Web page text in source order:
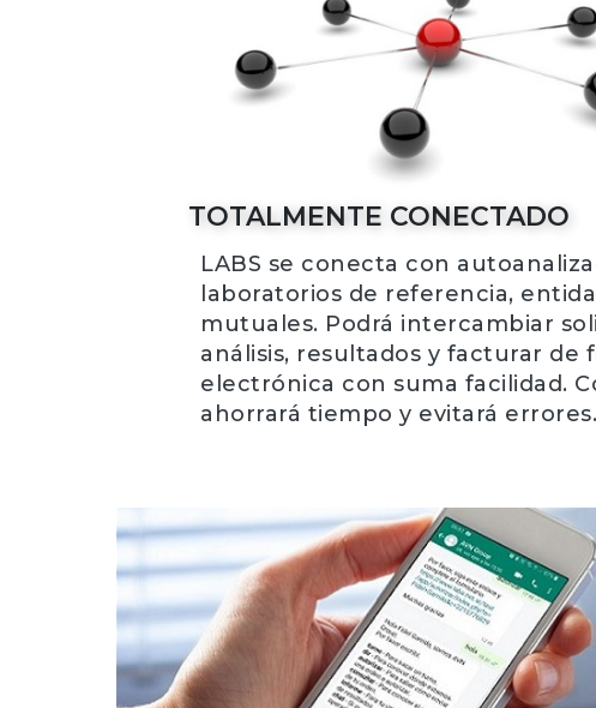
TOTALMENTE CONECTADO
LABS se conecta con
laboratorios de referencia,
mutuales. Podrá intercambiar
análisis, resultados y facturar de
electrónica con suma facilidad.
ahorrará tiempo y evitará errores.